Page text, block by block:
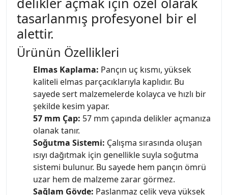
tasarlanmış profesyonel bir el
alettir.
Ürünün Özellikleri
Elmas Kaplama: Pançın uç kısmı, yüksek
kaliteli elmas parçacıklarıyla kaplıdır. Bu
sayede sert malzemelerde kolayca ve hızlı bir
şekilde kesim yapar.
57 mm Çap: 57 mm çapında delikler açmanıza
olanak tanır.
Soğutma Sistemi: Çalışma sırasında oluşan
ısıyı dağıtmak için genellikle suyla soğutma
sistemi bulunur. Bu sayede hem pançın ömrü
uzar hem de malzeme zarar görmez.
Sağlam Gövde: Paslanmaz çelik veya yüksek